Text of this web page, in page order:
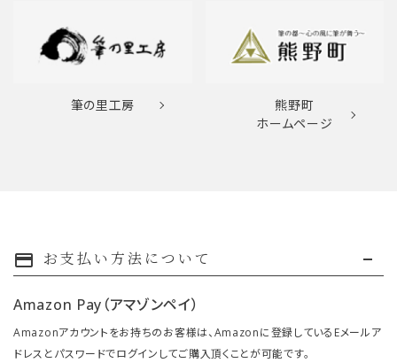
筆の里工房
熊野町
ホームページ
payment お支払い方法について
Amazon Pay（アマゾンペイ）
Amazonアカウントをお持ちのお客様は、Amazonに登録しているEメールア
ドレスとパスワードでログインしてご購入頂くことが可能です。